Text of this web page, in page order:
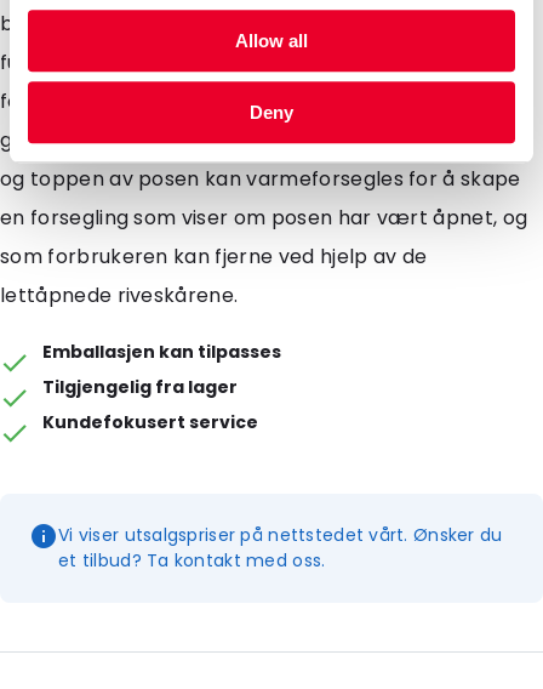
Allow all
Deny
barriereevne som sikrer god beskyttelse mot gass og
fuktighet. Det blanke vinduet sørger for at
forbrukeren kan se innholdet i posen. Grip-lukkingen
gjør at forbrukeren kan åpne og lukke posen på nytt,
og toppen av posen kan varmeforsegles for å skape
en forsegling som viser om posen har vært åpnet, og
som forbrukeren kan fjerne ved hjelp av de
lettåpnede riveskårene.
Emballasjen kan tilpasses
Tilgjengelig fra lager
Kundefokusert service
Vi viser utsalgspriser på nettstedet vårt. Ønsker du
et tilbud? Ta kontakt med oss.